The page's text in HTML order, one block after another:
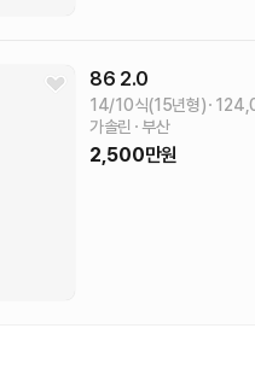
86 2.0
14/10식(15년형)
가솔린
부산
2,500만원